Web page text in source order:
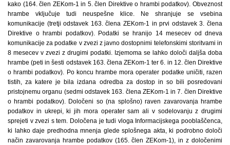
kako (164. člen ZEKom-1 in 5. člen Direktive o hrambi podatkov). Obveznost
hrambe vključuje tudi neuspešne klice. Ne shranjuje se vsebina
komunikacije (tretji odstavek 163. člena ZEKom-1 in prvi odstavek 3. člena
Direktive o hrambi podatkov). Podatki se hranijo 14 mesecev od dneva
komunikacije za podatke v zvezi z javno dostopnimi telefonskimi storitvami in
8 mesecev v zvezi z drugimi podatki. Izjemoma se lahko določi daljša doba
hrambe (peti in šesti odstavek 163. člena ZEKom-1 ter 6. in 12. člen Direktive
o hrambi podatkov). Po koncu hrambe mora operater podatke uničiti, razen
tistih, za katere je bila izdana odredba za dostop in so bili posredovani
pristojnemu organu (sedmi odstavek 163. člena ZEKom-1 in 7. člen Direktive
o hrambi podatkov). Določeni so (na splošno) raven zavarovanja hrambe
podatkov in ukrepi, ki jih mora operater sam ali v sodelovanju z drugimi
sprejeti v zvezi s tem. Določena je tudi vloga Informacijskega pooblaščenca,
ki lahko daje predhodna mnenja glede splošnega akta, ki podrobno določi
način zavarovanja hrambe podatkov (165. člen ZEKom-1), in z določenimi